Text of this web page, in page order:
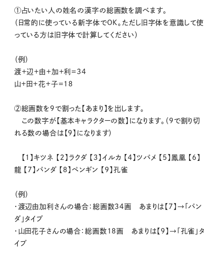
①占いたい人の姓名の漢字の総画数を調べます。
（日常的に使っている新字体でOK。ただし旧字体を意識して使
っている方は旧字体で計算してください）
（例）
渡＋辺＋由＋加＋利＝34
山＋田＋花＋子＝18
②総画数を９で割った【あまり】を出します。
この数字が【基本キャラクターの数】になります。（9で割り切
れる数の場合は【9】になります）
【1】キツネ 【2】ラクダ 【3】イルカ 【4】ツバメ 【5】鳳凰 【6】
龍 【7】パンダ 【8】ペンギン 【9】孔雀
（例）
・渡辺由加利さんの場合：総画数34画 あまりは【7】→「パン
ダ」タイプ
・山田花子さんの場合：総画数18画 あまりは【9】→「孔雀」タ
イプ